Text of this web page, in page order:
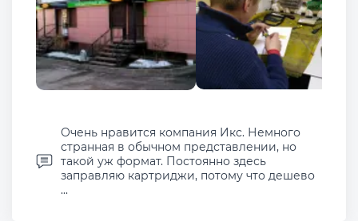
Очень нравится компания Икс. Немного
странная в обычном представлении, но
такой уж формат. Постоянно здесь
заправляю картриджи, потому что дешево
...